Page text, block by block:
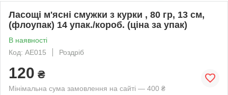
Ласощі м'ясні смужки з курки , 80 гр, 13 см,
(флоупак) 14 упак./короб. (ціна за упак)
В наявності
Код: AE015
Роздріб
120 ₴
Мінімальна сума замовлення на сайті — 400 ₴